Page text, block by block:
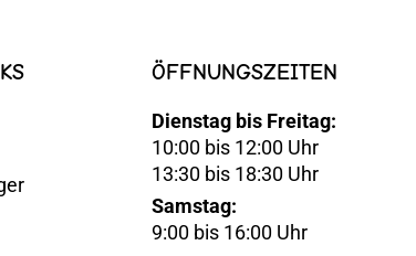
ÖFFNUNGSZEITEN
Dienstag bis Freitag:
10:00 bis 12:00 Uhr
13:30 bis 18:30 Uhr
Samstag:
9:00 bis 16:00 Uhr